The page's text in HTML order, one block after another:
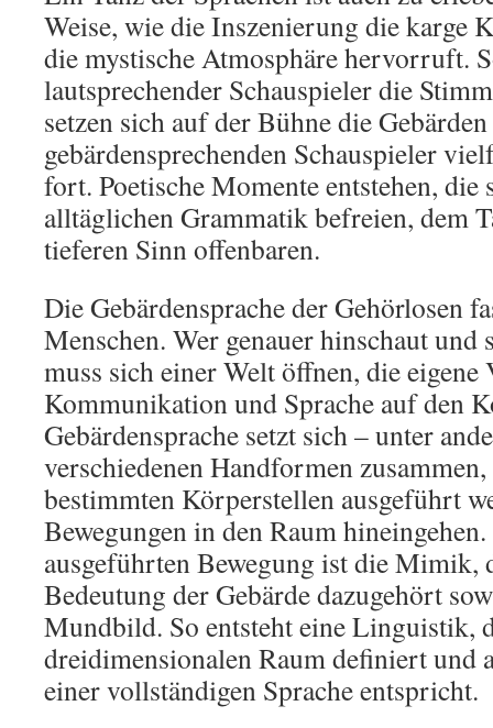
Weise, wie die Inszenierung die karge
die mystische Atmosphäre hervorruft.
lautsprechender Schauspieler die
setzen sich auf der Bühne die
gebärdensprechenden Schauspieler
fort. Poetische Momente entstehen, die
alltäglichen Grammatik befreien, dem
tieferen Sinn offenbaren.
Die Gebärdensprache der Gehörlosen
Menschen. Wer genauer hinschaut
muss sich einer Welt öffnen, die
Kommunikation und Sprache auf den
Gebärdensprache setzt sich – unter
verschiedenen Handformen
bestimmten Körperstellen ausgeführt
Bewegungen in den Raum
ausgeführten Bewegung ist die Mimik,
Bedeutung der Gebärde dazugehört
Mundbild. So entsteht eine Linguistik,
dreidimensionalen Raum definiert und
einer vollständigen Sprache entspricht.